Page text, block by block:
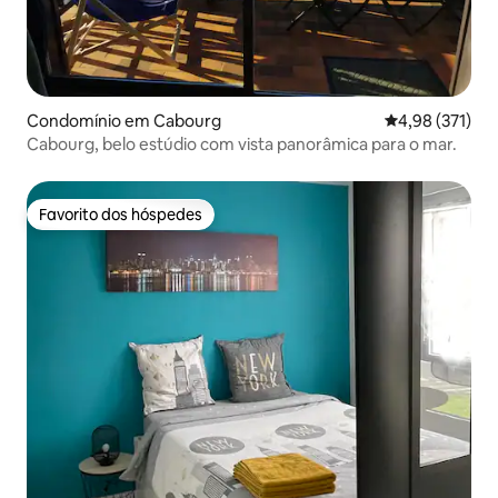
Condomínio em Cabourg Classificação
4,98 (371)
Cabourg, belo estúdio com vista panorâmica para o mar.
Favorito dos hóspedes
Favorito dos hóspedes